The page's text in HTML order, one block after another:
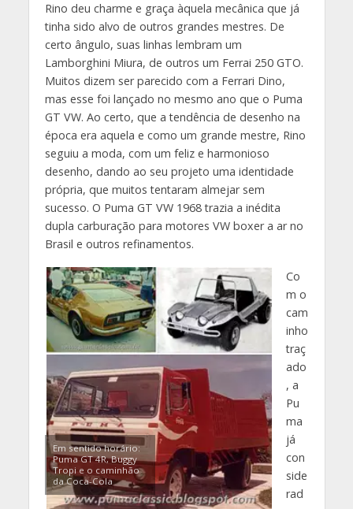
Rino deu charme e graça àquela mecânica que já
tinha sido alvo de outros grandes mestres. De
certo ângulo, suas linhas lembram um
Lamborghini Miura, de outros um Ferrai 250 GTO.
Muitos dizem ser parecido com a Ferrari Dino,
mas esse foi lançado no mesmo ano que o Puma
GT VW. Ao certo, que a tendência de desenho na
época era aquela e como um grande mestre, Rino
seguiu a moda, com um feliz e harmonioso
desenho, dando ao seu projeto uma identidade
própria, que muitos tentaram almejar sem
sucesso. O Puma GT VW 1968 trazia a inédita
dupla carburação para motores VW boxer a ar no
Brasil e outros refinamentos.
Em sentido horário:
Puma GT 4R, Buggy
Tropi e o caminhão
da Coca-Cola
Co
m o
cam
inho
traç
ado
, a
Pu
ma
já
con
side
rad